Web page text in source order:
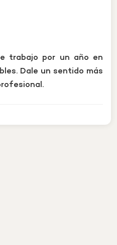
trabajo por un año en
Dale un sentido más